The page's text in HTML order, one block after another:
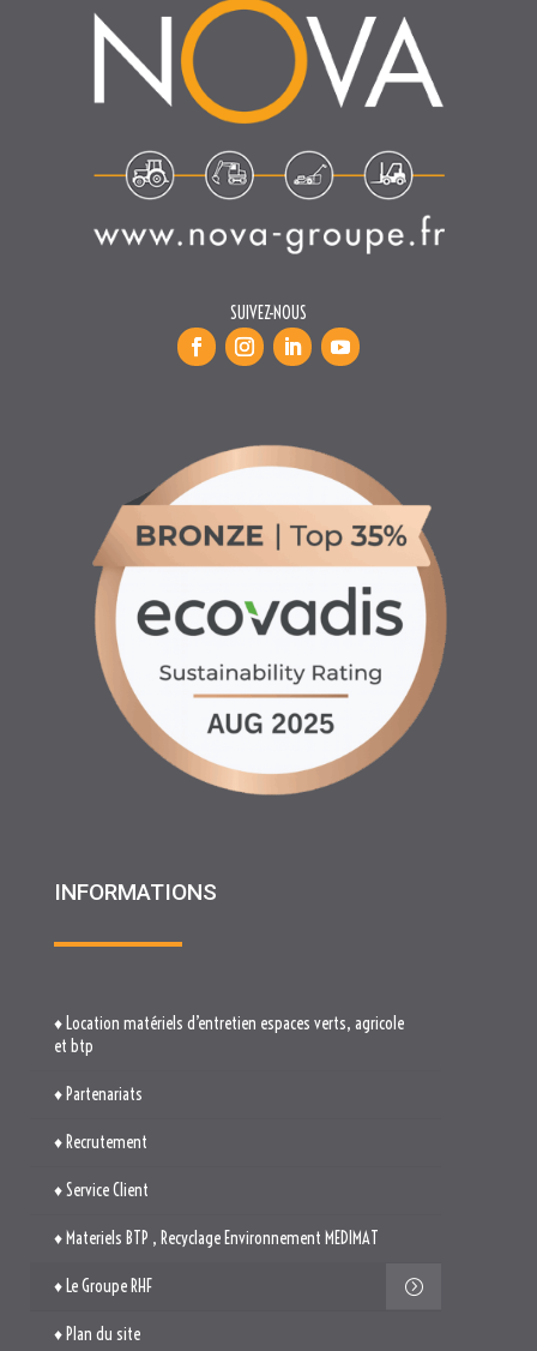
SUIVEZ-NOUS
INFORMATIONS
♦ Location matériels d’entretien espaces verts, agricole
et btp
♦ Partenariats
♦ Recrutement
♦ Service Client
♦ Materiels BTP , Recyclage Environnement MEDIMAT
♦ Le Groupe RHF
♦ Plan du site